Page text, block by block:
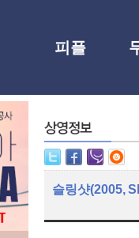
피플
슬링샷(2005,